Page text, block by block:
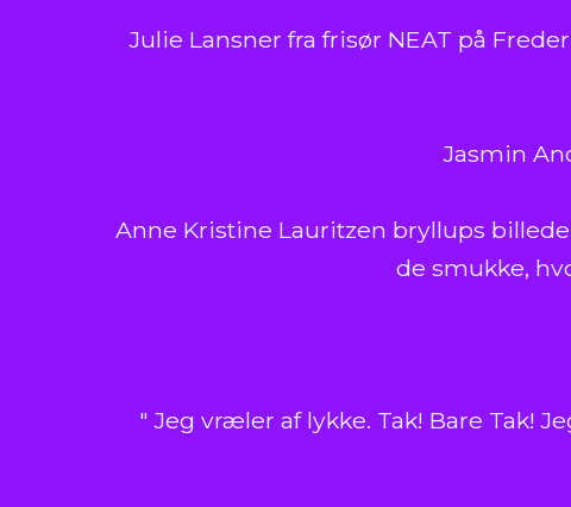
Julie Lansner fra frisør NEAT på
Jasmin
Anne Kristine Lauritzen bryllups
de smukke,
" Jeg vræler af lykke. Tak! Bare Tak!